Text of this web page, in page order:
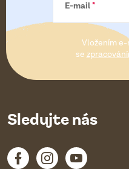
t
E-mail
Vložením
se
Sledujte nás